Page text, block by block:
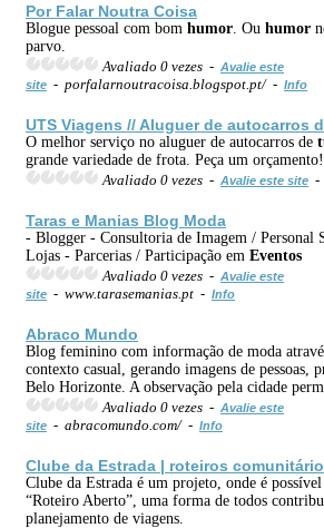
Por Falar Noutra Coisa
Blogue pessoal com bom humor . Ou humor
parvo.
Avaliado 0 vezes - Avalie este
site - porfalarnoutracoisa.blogspot.pt/ - Info
UTS Viagens // Aluguer de autocarros
O melhor serviço no aluguer de autocarros de
grande variedade de frota. Peça um orçamento!
Avaliado 0 vezes - Avalie este site -
Taras e Manias Blog Moda
- Blogger - Consultoria de Imagem / Personal
Lojas - Parcerias / Participação em Eventos
Avaliado 0 vezes - Avalie este
site - www.tarasemanias.pt - Info
Abraco Mundo
Blog feminino com informação de moda
contexto casual, gerando imagens de pessoas,
Belo Horizonte. A observação pela cidade
Avaliado 0 vezes - Avalie este
site - abracomundo.com/ - Info
Clube da Estrada | roteiros
Clube da Estrada é um projeto, onde é
“Roteiro Aberto”, uma forma de todos
planejamento de viagens.